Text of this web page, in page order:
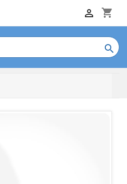
shopping_cart

